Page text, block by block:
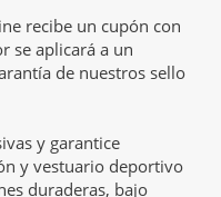
recibe un cupón con
se aplicará a un
de nuestros sello
y garantice
y vestuario deportivo
duraderas, bajo